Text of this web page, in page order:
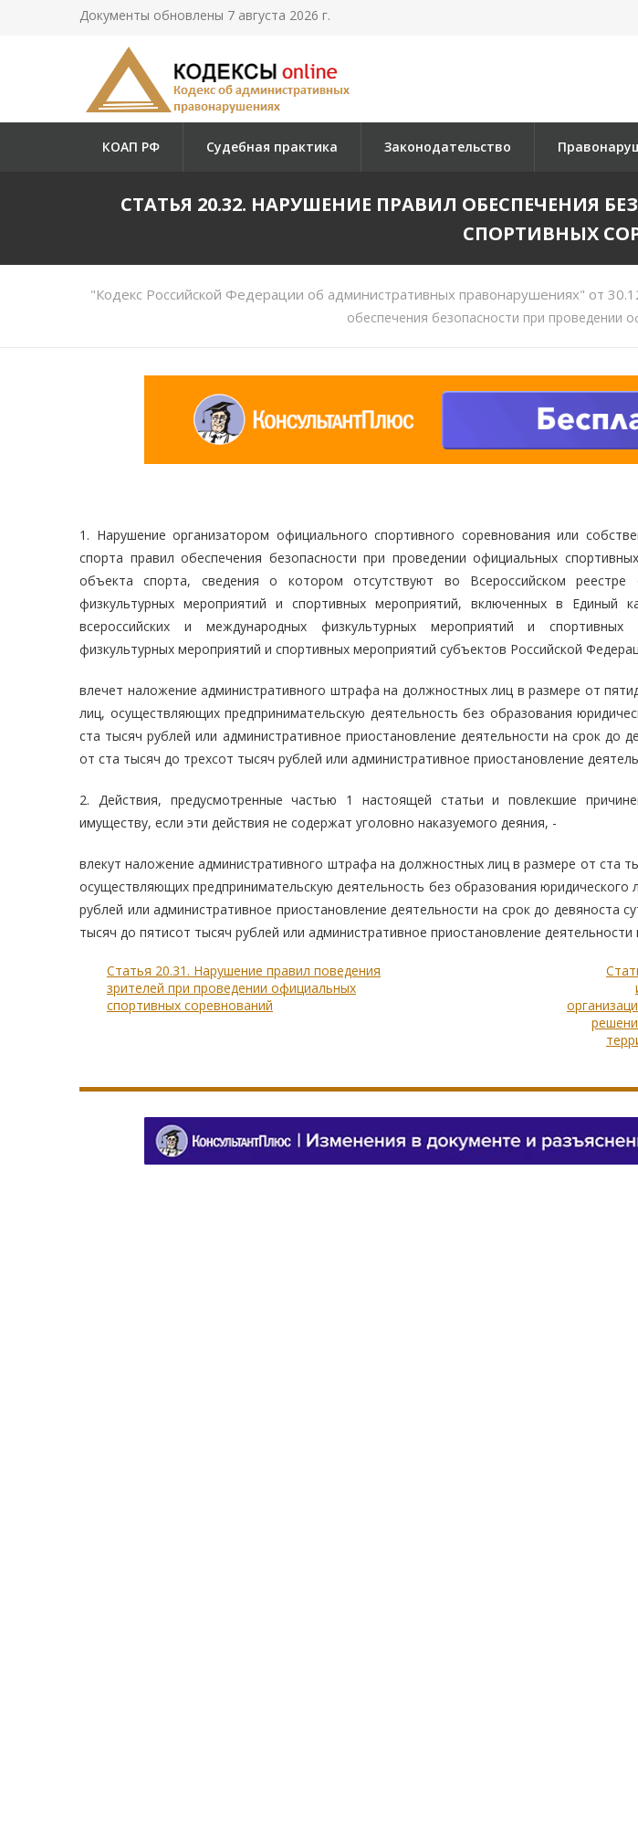
Документы обновлены 7 августа 2026 г.
КОАП РФ Судебная практика Законодательство
СТАТЬЯ 20.32. НАРУШЕНИЕ ПРАВИЛ ОБЕСПЕЧЕНИЯ
СПОРТИВНЫХ
"Кодекс Российской Федерации об административных правонарушениях" от
обеспечения безопасности при проведении
1. Нарушение организатором официального спортивного соревнования или
спорта правил обеспечения безопасности при проведении официальных
объекта спорта, сведения о котором отсутствуют во Всероссийском реестре
физкультурных мероприятий и спортивных мероприятий, включенных в Единый
всероссийских и международных физкультурных мероприятий и спортивных
физкультурных мероприятий и спортивных мероприятий субъектов Российской
влечет наложение административного штрафа на должностных лиц в размере от
лиц, осуществляющих предпринимательскую деятельность без образования
ста тысяч рублей или административное приостановление деятельности на срок до
от ста тысяч до трехсот тысяч рублей или административное приостановление
2. Действия, предусмотренные частью 1 настоящей статьи и повлекшие
имуществу, если эти действия не содержат уголовно наказуемого деяния, -
влекут наложение административного штрафа на должностных лиц в размере от ста
осуществляющих предпринимательскую деятельность без образования юридического
рублей или административное приостановление деятельности на срок до девяноста
тысяч до пятисот тысяч рублей или административное приостановление деятельности
Статья 20.31. Нарушение правил поведения
зрителей при проведении официальных
спортивных соревнований